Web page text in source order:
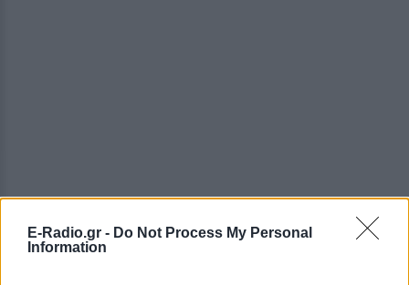
E-Radio.gr - Do Not Process My Personal
Information